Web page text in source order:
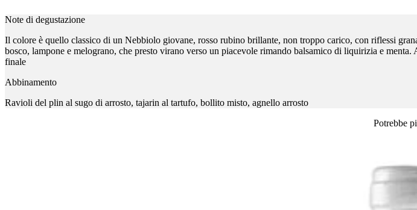
Note di degustazione
Il colore è quello classico di un Nebbiolo giovane, rosso rubino brillante, non troppo carico, con riflessi
bosco, lampone e melograno, che presto virano verso un piacevole rimando balsamico di liquirizia e
finale
Abbinamento
Ravioli del plin al sugo di arrosto, tajarin al tartufo, bollito misto, agnello arrosto
Potrebbe